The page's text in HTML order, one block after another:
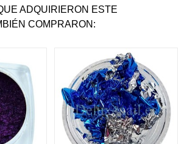
ADQUIRIERON ESTE
COMPRARON: